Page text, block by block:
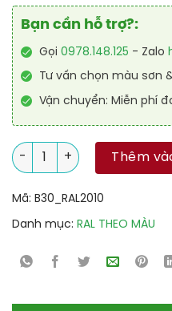
Bạn cần hỗ trợ?:
Gọi 0978.148.125 - Zalo
Tư vấn chọn màu sơn
Vận chuyển: Miễn phí
Sơn sân tennis Epoxy hệ lăn
Thêm
Mã: B30_RAL2010
Danh mục: RAL THEO MÀU